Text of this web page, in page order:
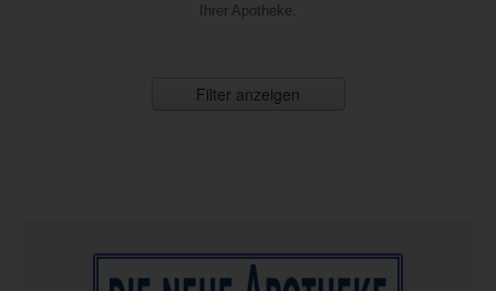
Ihrer Apotheke.
Filter anzeigen